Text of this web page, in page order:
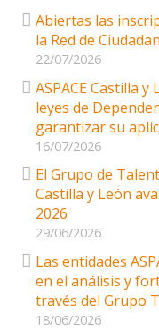
Abiertas las
la Red de
22/07/2026
ASPACE Castilla
leyes de
garantizar su
16/07/2026
El Grupo de
Castilla y León
2026
29/06/2026
Las entidades
en el análisis y
través del Grupo
18/06/2026